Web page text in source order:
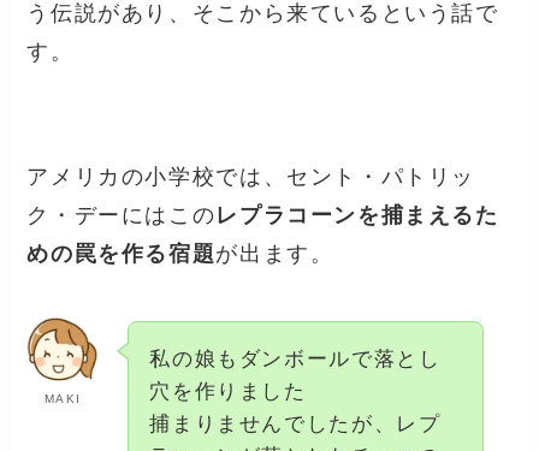
う伝説があり、そこから来ているという話で
す。
アメリカの小学校では、セント・パトリッ
ク・デーにはこのレプラコーンを捕まえるた
めの罠を作る宿題が出ます。
MAKI
私の娘もダンボールで落とし
穴を作りました
捕まりませんでしたが、レプ